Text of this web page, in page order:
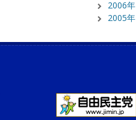
2006年
2005年